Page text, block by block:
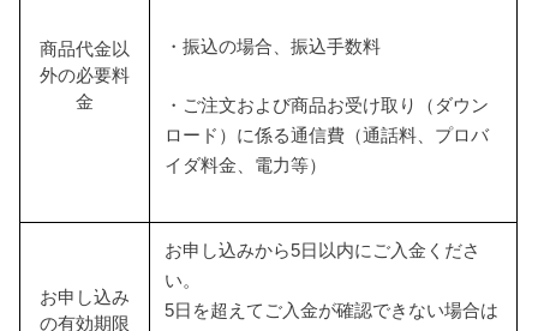
商品代金以
外の必要料
金
・振込の場合、振込手数料
・ご注文および商品お受け取り（ダウン
ロード）に係る通信費（通話料、プロバ
イダ料金、電力等）
お申し込み
の有効期限
お申し込みから5日以内にご入金くださ
い。
5日を超えてご入金が確認できない場合は